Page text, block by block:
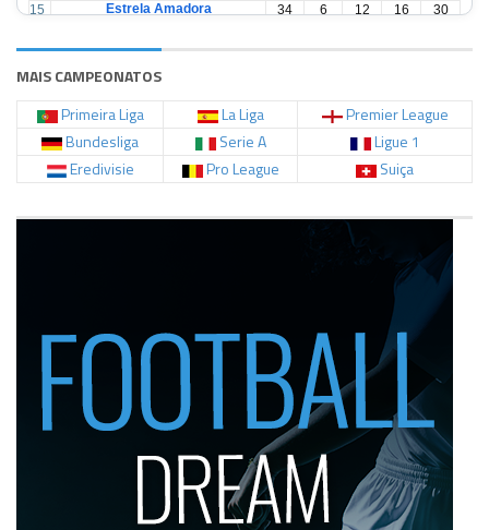
15
Estrela Amadora 34 6 12 16
30
17
CD Tondela 34 6 10 18
28
18
MAIS CAMPEONATOS
Primeira Liga
La Liga
Premier League
Bundesliga
Serie A
Ligue 1
Eredivisie
Pro League Suiça